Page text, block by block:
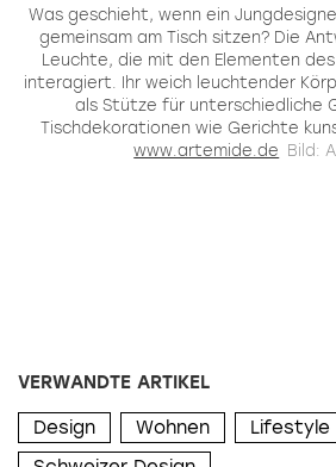
Was geschieht, wenn ein
gemeinsam am Tisch sitzen? Die
Leuchte, die mit den Elementen
interagiert. Ihr weich leuchtender
als Stütze für unterschiedliche
Tischdekorationen wie Gerichte
www.artemide.de
Bild:
VERWANDTE ARTIKEL
Design Wohnen
Lifestyle